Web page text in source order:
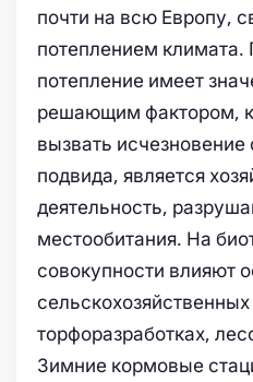
почти на всю Европу,
потеплением
потепление имеет
решающим фактором,
вызвать исчезновение
подвида, является
деятельность,
местообитания. На
совокупности влияют
торфоразработках,
Зимние кормовые